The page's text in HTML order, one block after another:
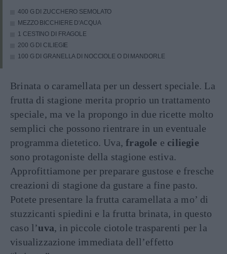
400 G DI ZUCCHERO SEMOLATO
MEZZO BICCHIERE D'ACQUA
1 CESTINO DI FRAGOLE
200 G DI CILIEGIE
100 G DI GRANELLA DI NOCCIOLE O DI MANDORLE
Brinata o caramellata per un dessert speciale. La
frutta di stagione merita proprio un trattamento
speciale, ma ve la propongo in due ricette molto
semplici che possono rientrare in un eventuale
programma dietetico. Uva,fragole e ciliegie
sono protagoniste della stagione estiva.
Approfittiamone per preparare gustose e fresche
creazioni di stagione da gustare a fine pasto.
Potete presentare la frutta caramellata a mo’ di
stuzzicanti spiedini e la frutta brinata, in questo
caso l’uva, in piccole ciotole trasparenti per la
visualizzazione immediata dell’effetto